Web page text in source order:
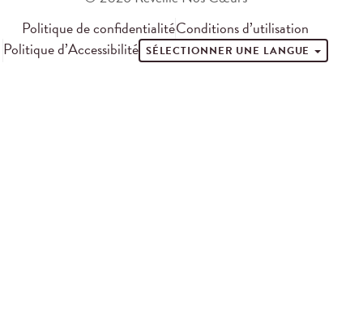
Politique de confidentialitéConditions d’utilisation
Politique d’Accessibilité SÉLECTIONNER UNE LANGUE